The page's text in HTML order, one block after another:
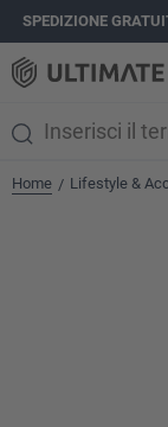
principale
SPEDIZIONE
Home / Lifestyle &